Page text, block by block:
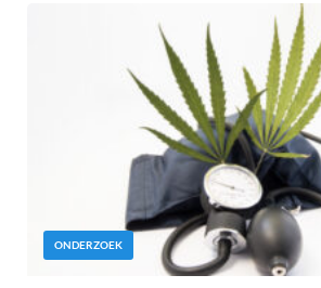
ONDERZOEK